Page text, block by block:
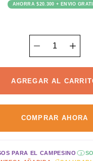
AHORRA $20.300 + ENVIO
AGREGAR AL
COMPRAR AHORA
PARA EL CAMPESINO 2